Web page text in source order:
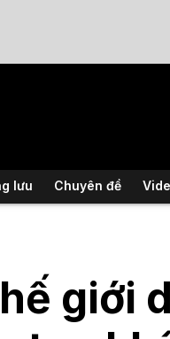
lưu Chuyên đề
giới